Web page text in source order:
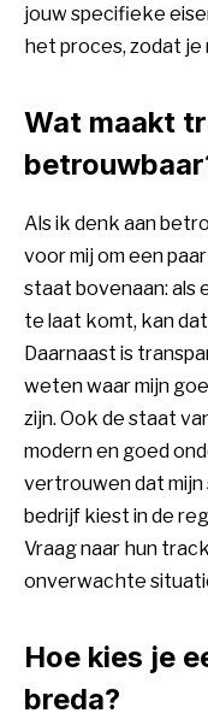
jouw specifieke
het proces, zodat
Wat maakt
Als ik denk aan
voor mij om een
staat bovenaan: als
te laat komt, kan
Daarnaast is
weten waar mijn
zijn. Ook de staat
modern en goed
vertrouwen dat mijn
bedrijf kiest in de
Vraag naar hun
onverwachte
Hoe kies je
breda?